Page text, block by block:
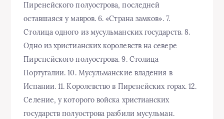
Пиренейского полуострова, последней
оставшаяся у мавров. 6. «Страна замков». 7.
Столица одного из мусульманских государств. 8.
Одно из христианских королевств на севере
Пиренейского полуострова. 9. Столица
Португалии. 10. Мусульманские владения в
Испании. 11. Королевство в Пиренейских горах. 12.
Селение, у которого войска христианских
государств полуострова разбили мусульман.